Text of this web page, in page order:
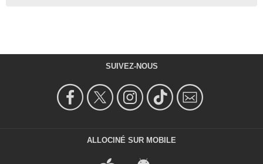
SUIVEZ-NOUS
ALLOCINÉ SUR MOBILE